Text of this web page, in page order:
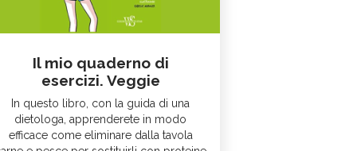
Il mio quaderno di
esercizi. Veggie
In questo libro, con la guida di una
dietologa, apprenderete in modo
efficace come eliminare dalla tavola